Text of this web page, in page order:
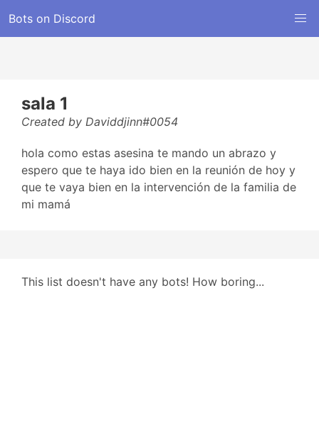
Bots on Discord
sala 1
Created by Daviddjinn#0054
hola como estas asesina te mando un abrazo y
espero que te haya ido bien en la reunión de hoy y
que te vaya bien en la intervención de la familia de
mi mamá
This list doesn't have any bots! How boring...